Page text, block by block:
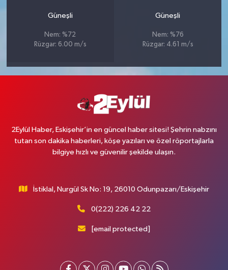
Güneşli
Nem: %72
Rüzgar: 6.00 m/s
Güneşli
Nem: %76
Rüzgar: 4.61 m/s
2Eylül Haber, Eskişehir’in en güncel haber sitesi! Şehrin nabzını
tutan son dakika haberleri, köşe yazıları ve özel röportajlarla
bilgiye hızlı ve güvenilir şekilde ulaşın.
İstiklal, Nurgül Sk No: 19, 26010 Odunpazarı/Eskişehir
0(222) 226 42 22
[email protected]